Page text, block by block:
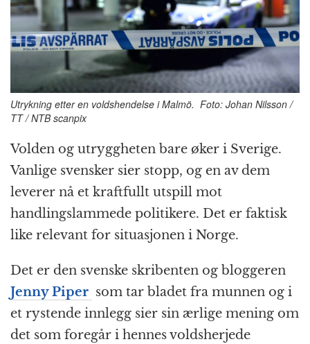
o
k
e
r
p
at m
Utrykning etter en voldshendelse i Malmö. Foto: Johan Nilsson /
TT / NTB scanpix
Volden og utryggheten bare øker i Sverige.
Vanlige svensker sier stopp, og en av dem
leverer nå et kraftfullt utspill mot
handlingslammede politikere. Det er faktisk
like relevant for situasjonen i Norge.
Det er den svenske skribenten og bloggeren
Jenny Piper som tar bladet fra munnen og i
et rystende innlegg sier sin ærlige mening om
det som foregår i hennes voldsherjede